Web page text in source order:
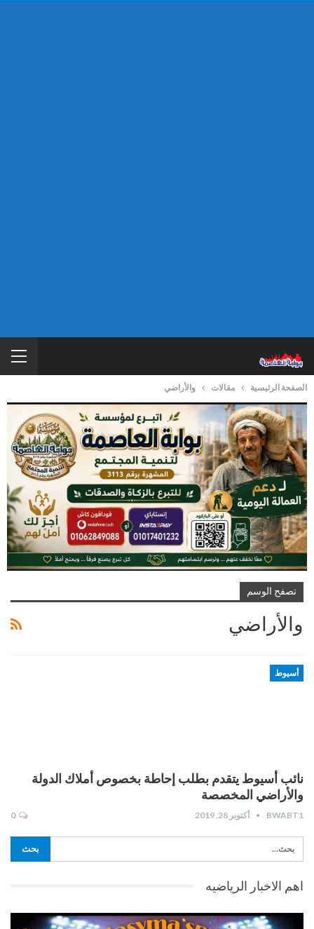
الصفحة الرئيسية مقالات والأراضي
تصفح الوسم
والأراضي
أسيوط
نائب أسيوط يتقدم بطلب إحاطة بخصوص أملاك الدولة
والأراضي المخصصة
BWABT1 أكتوبر 28, 2019 0
اهم الاخبار الرياضيه